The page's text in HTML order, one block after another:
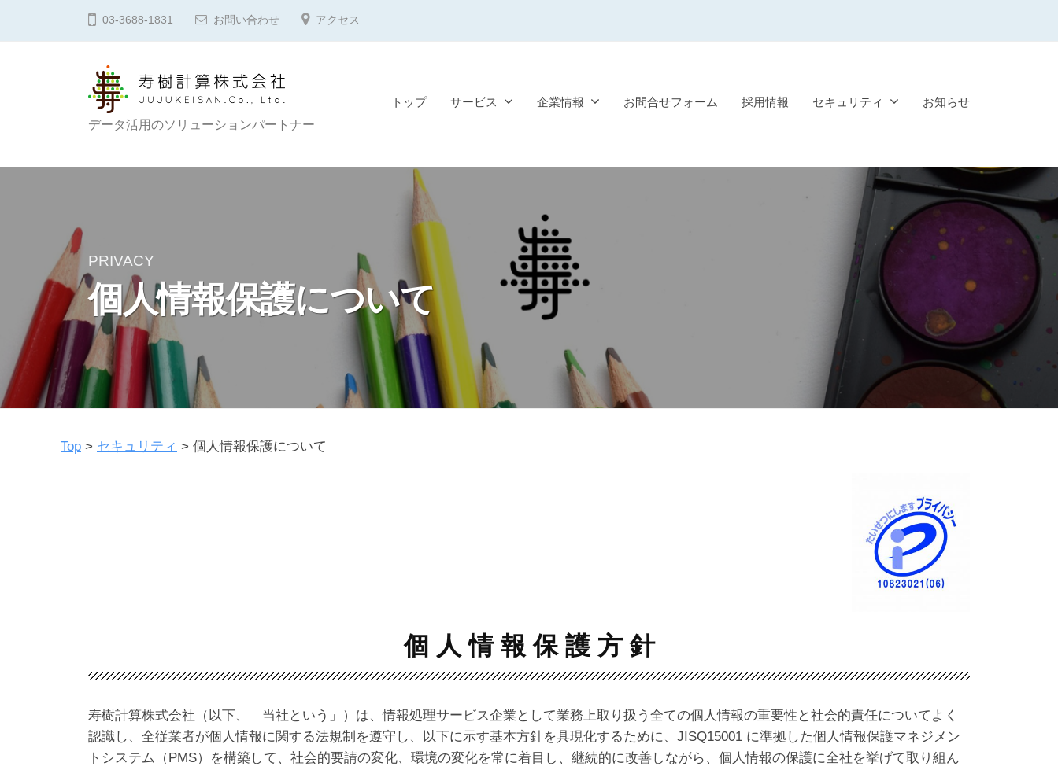
03-3688-1831 お問い合わせ アクセス
寿
式
会
社
データ活用のソリューションパートナー
トップ サービス 企業情報 お問合せフォーム 採用情報 セキュリティ お知らせ
PRIVACY
個人情報保護について
Top > セキュリティ > 個人情報保護について
護
に
つ
個 人 情 報 保 護 方 針
寿樹計算株式会社（以下、「当社という」）は、情報処理サービス企業として業務上取り扱う全ての個人情報の重要性と社会的責任についてよく
認識し、全従業者が個人情報に関する法規制を遵守し、以下に示す基本方針を具現化するために、JISQ15001 に準拠した個人情報保護マネジメン
トシステム（PMS）を構築して、社会的要請の変化、環境の変化を常に着目し、継続的に改善しながら、個人情報の保護に全社を挙げて取り組ん
樹
計
株
式
会